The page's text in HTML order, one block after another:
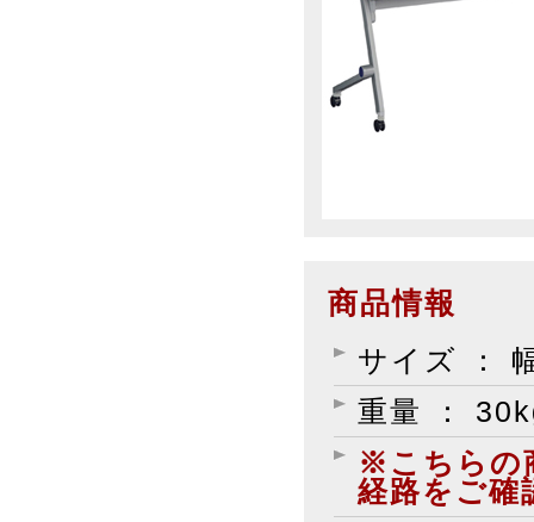
商品情報
サイズ ：
重量 ：
※こちらの
経路をご確